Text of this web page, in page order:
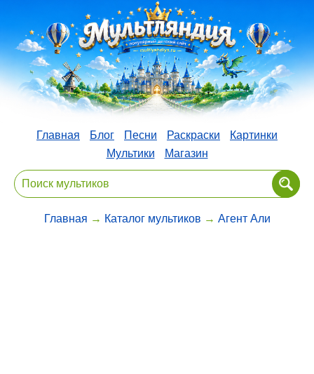
Главная Блог Песни Раскраски
Картинки
Мультики
Магазин
Главная → Каталог мультиков → Агент Али